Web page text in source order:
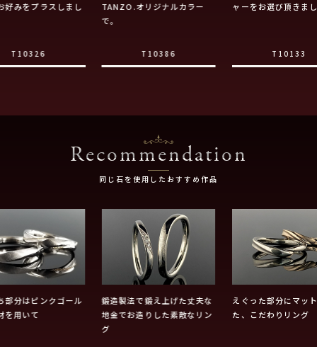
好みをプラスしまし
T10326
TANZO.オリジナルカラー
で。
T10386
ャーをお選び頂きま
T10133
Recommendation
同じ石を使用したおすすめ作品
部分はピンクゴール
を用いて
鍛造製法で鍛え上げた丈夫な
地金でお造りした素敵なリン
グ
えぐった部分にマッ
た、こだわりリング